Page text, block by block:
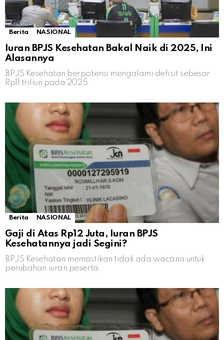
Berita NASIONAL
Iuran BPJS Kesehatan Bakal Naik di 2025, Ini
Alasannya
BPJS Kesehatan berpotensi mengalami defisit sebesar
Rp11 triliun pada 2025
Berita NASIONAL
Gaji di Atas Rp12 Juta, Iuran BPJS
Kesehatannya jadi Segini?
BPJS Kesehatan memastikan tidak ada wacana untuk
perubahan iuran peserta.